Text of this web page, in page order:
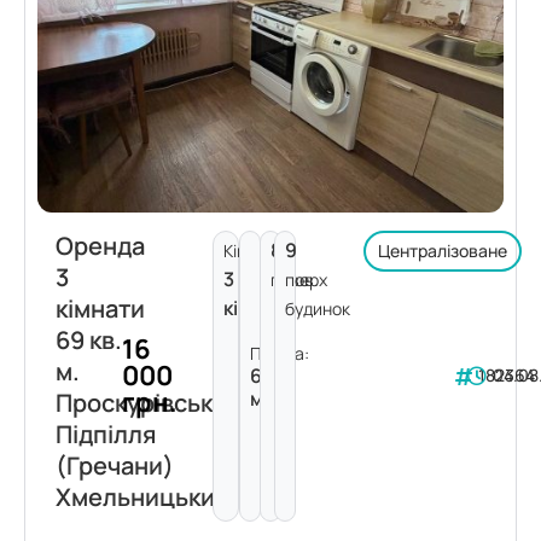
Оренда
3
кімнати
69 кв.
м.
Проскурівського
Підпілля
(Гречани)
Хмельницький
16
000
грн.
Кімнат:
3
кімнати
Площа:
69
м²
8
поверх
9
пов.
будинок
Централізоване
182364